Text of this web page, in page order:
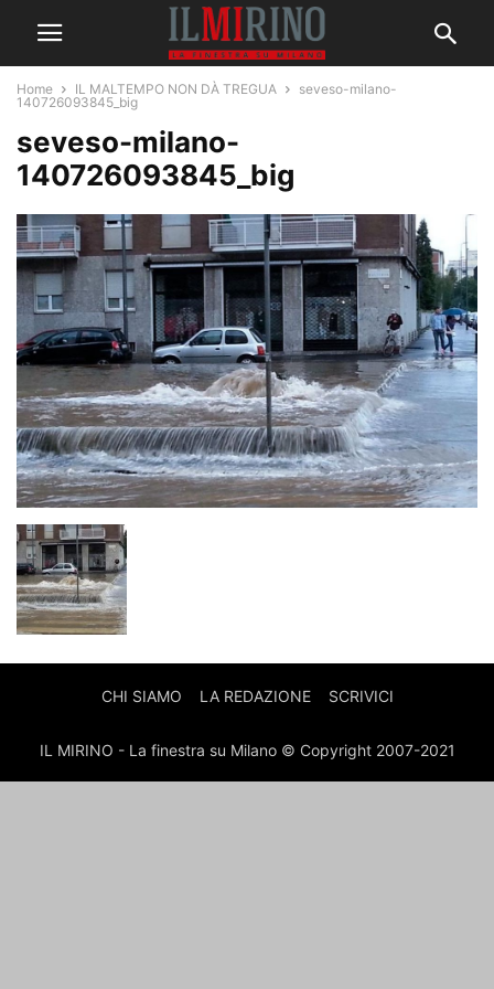
Home IL MALTEMPO NON DÀ TREGUA
seveso-milano-
140726093845_big
seveso-milano-
140726093845_big
CHI SIAMO LA REDAZIONE SCRIVICI
IL MIRINO - La finestra su Milano © Copyright 2007-2021